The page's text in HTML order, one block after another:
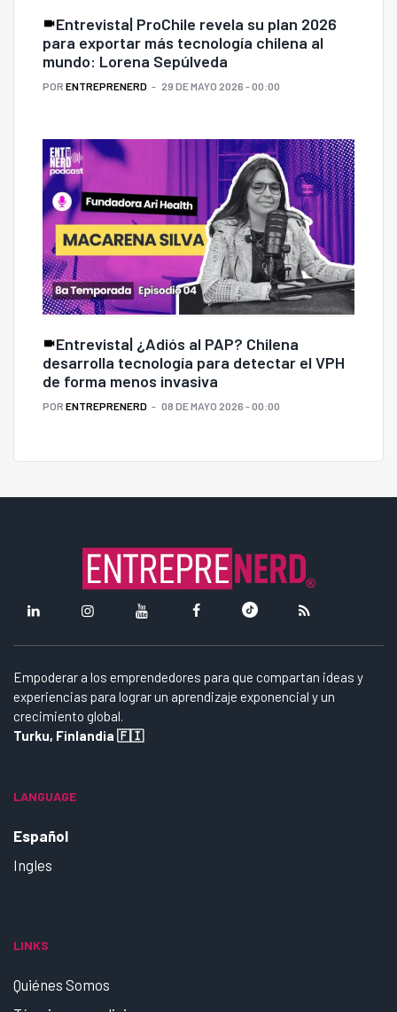
Entrevista| ProChile revela su plan 2026
para exportar más tecnología chilena al
mundo: Lorena Sepúlveda
POR ENTREPRENERD 29 DE MAYO 2026 - 00:00
Entrevista| ¿Adiós al PAP? Chilena
desarrolla tecnología para detectar el VPH
de forma menos invasiva
POR ENTREPRENERD 08 DE MAYO 2026 - 00:00
Empoderar a los emprendedores para que compartan ideas y
experiencias para lograr un aprendizaje exponencial y un
crecimiento global.
Turku, Finlandia 🇫🇮
LANGUAGE
Español
Ingles
LINKS
Quiénes Somos